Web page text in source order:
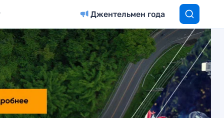
Джентельмен года